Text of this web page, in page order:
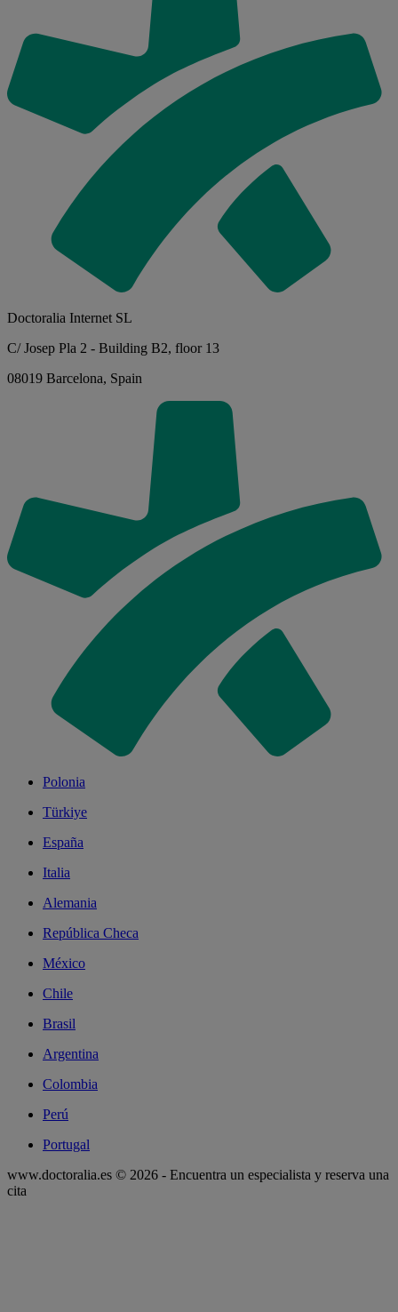
Doctoralia Internet SL
C/ Josep Pla 2 - Building B2, floor 13
08019 Barcelona, Spain
Polonia
Türkiye
España
Italia
Alemania
República Checa
México
Chile
Brasil
Argentina
Colombia
Perú
Portugal
www.doctoralia.es © 2026 - Encuentra un especialista y reserva una
cita